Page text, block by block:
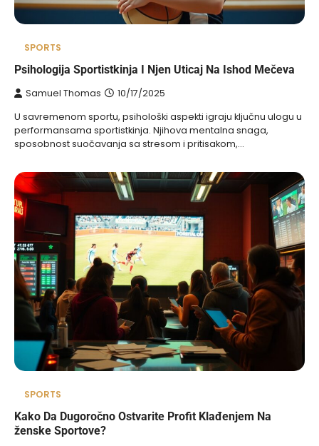
SPORTS
Psihologija Sportistkinja I Njen Uticaj Na Ishod Mečeva
Samuel Thomas 10/17/2025
U savremenom sportu, psihološki aspekti igraju ključnu ulogu u
performansama sportistkinja. Njihova mentalna snaga,
sposobnost suočavanja sa stresom i pritisakom,…
SPORTS
Kako Da Dugoročno Ostvarite Profit Klađenjem Na
ženske Sportove?